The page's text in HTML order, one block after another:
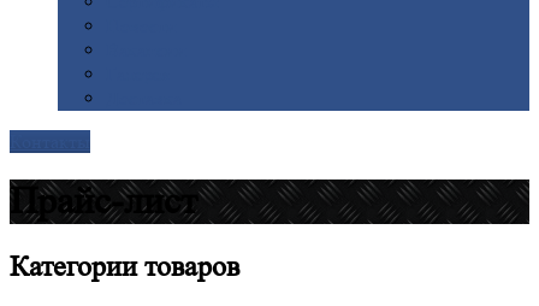
Прайс-лист
Категориитоваров